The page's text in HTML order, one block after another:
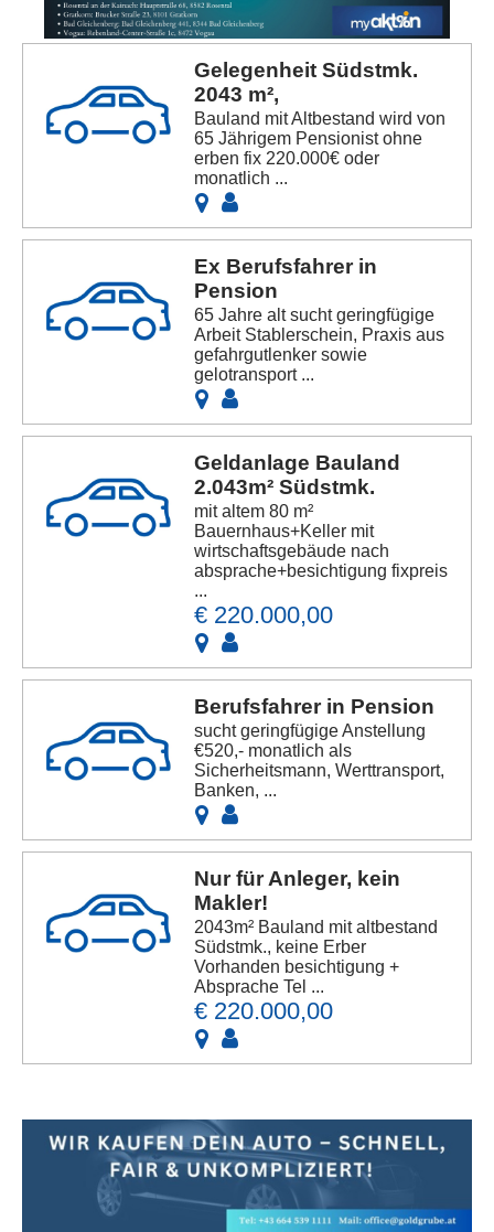
Gelegenheit Südstmk.
2043 m²,
Bauland mit Altbestand wird von
65 Jährigem Pensionist ohne
erben fix 220.000€ oder
monatlich ...
Ex Berufsfahrer in
Pension
65 Jahre alt sucht geringfügige
Arbeit Stablerschein, Praxis aus
gefahrgutlenker sowie
gelotransport ...
Geldanlage Bauland
2.043m² Südstmk.
mit altem 80 m²
Bauernhaus+Keller mit
wirtschaftsgebäude nach
absprache+besichtigung fixpreis
...
€ 220.000,00
Berufsfahrer in Pension
sucht geringfügige Anstellung
€520,- monatlich als
Sicherheitsmann, Werttransport,
Banken, ...
Nur für Anleger, kein
Makler!
2043m² Bauland mit altbestand
Südstmk., keine Erber
Vorhanden besichtigung +
Absprache Tel ...
€ 220.000,00